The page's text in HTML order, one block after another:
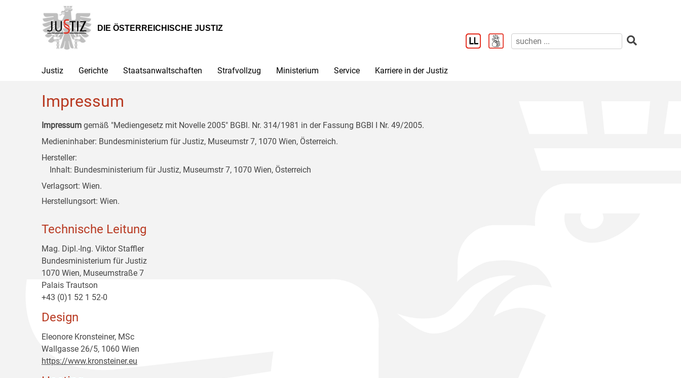
Hauptnavigation
[1]
Inhalt
[2]
Untermenü
[3]
DIE ÖSTERREICHISCHE JUSTIZ
Justiz Gerichte Staatsanwaltschaften Strafvollzug Ministerium Service Karriere in der Justiz
Impressum
Impressum gemäß "Mediengesetz mit Novelle 2005" BGBl. Nr. 314/1981 in der Fassung BGBl I Nr. 49/2005.
Medieninhaber: Bundesministerium für Justiz, Museumstr 7, 1070 Wien, Österreich.
Hersteller:
Inhalt: Bundesministerium für Justiz, Museumstr 7, 1070 Wien, Österreich
Verlagsort: Wien.
Herstellungsort: Wien.
Technische Leitung
Mag. Dipl.-Ing. Viktor Staffler
Bundesministerium für Justiz
1070 Wien, Museumstraße 7
Palais Trautson
+43 (0)1 52 1 52-0
Design
Eleonore Kronsteiner, MSc
Wallgasse 26/5, 1060 Wien
https://www.kronsteiner.eu